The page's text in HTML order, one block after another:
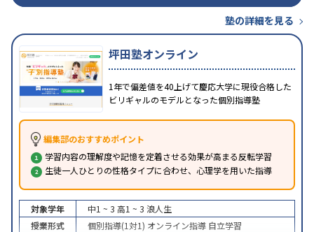
塾の詳細を見る
坪田塾オンライン
1年で偏差値を40上げて慶応大学に現役合格した
ビリギャルのモデルとなった個別指導塾
編集部のおすすめポイント
学習内容の理解度や記憶を定着させる効果が高まる反転学習
生徒一人ひとりの性格タイプに合わせ、心理学を用いた指導
対象学年 中1 ~ 3 高1 ~ 3 浪人生
授業形式
個別指導(1対1) オンライン指導 自立学習